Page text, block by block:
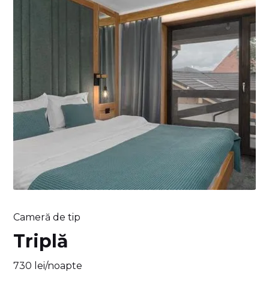
Cameră de tip
Triplă
730 lei/noapte